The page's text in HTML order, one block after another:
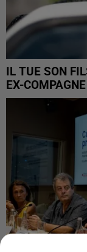
IL TUE SON
EX-